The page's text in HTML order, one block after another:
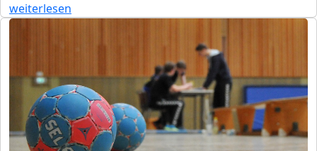
weiterlesen